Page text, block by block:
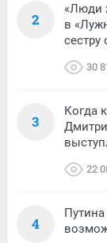
2
«Люди
в
30
3
Когда
22
4